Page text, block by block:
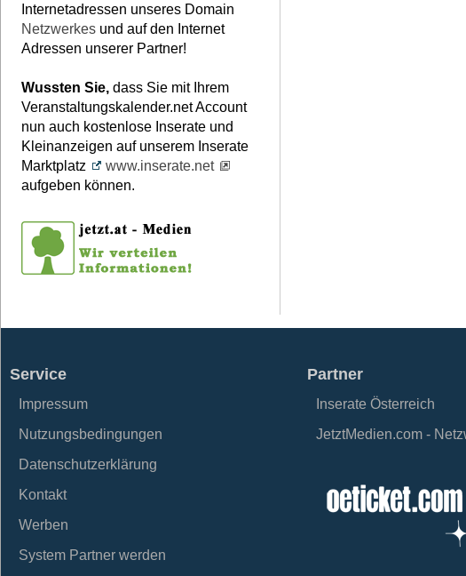
Internetadressen unseres Domain
Netzwerkes und auf den Internet
Adressen unserer Partner!
Wussten Sie, dass Sie mit Ihrem
Veranstaltungskalender.net Account
nun auch kostenlose Inserate und
Kleinanzeigen auf unserem Inserate
Marktplatz
www.inserate.net
aufgeben können.
Service
Impressum
Nutzungsbedingungen
Datenschutzerklärung
Kontakt
Werben
System Partner werden
Partner
Inserate Österreich
JetztMedien.com -